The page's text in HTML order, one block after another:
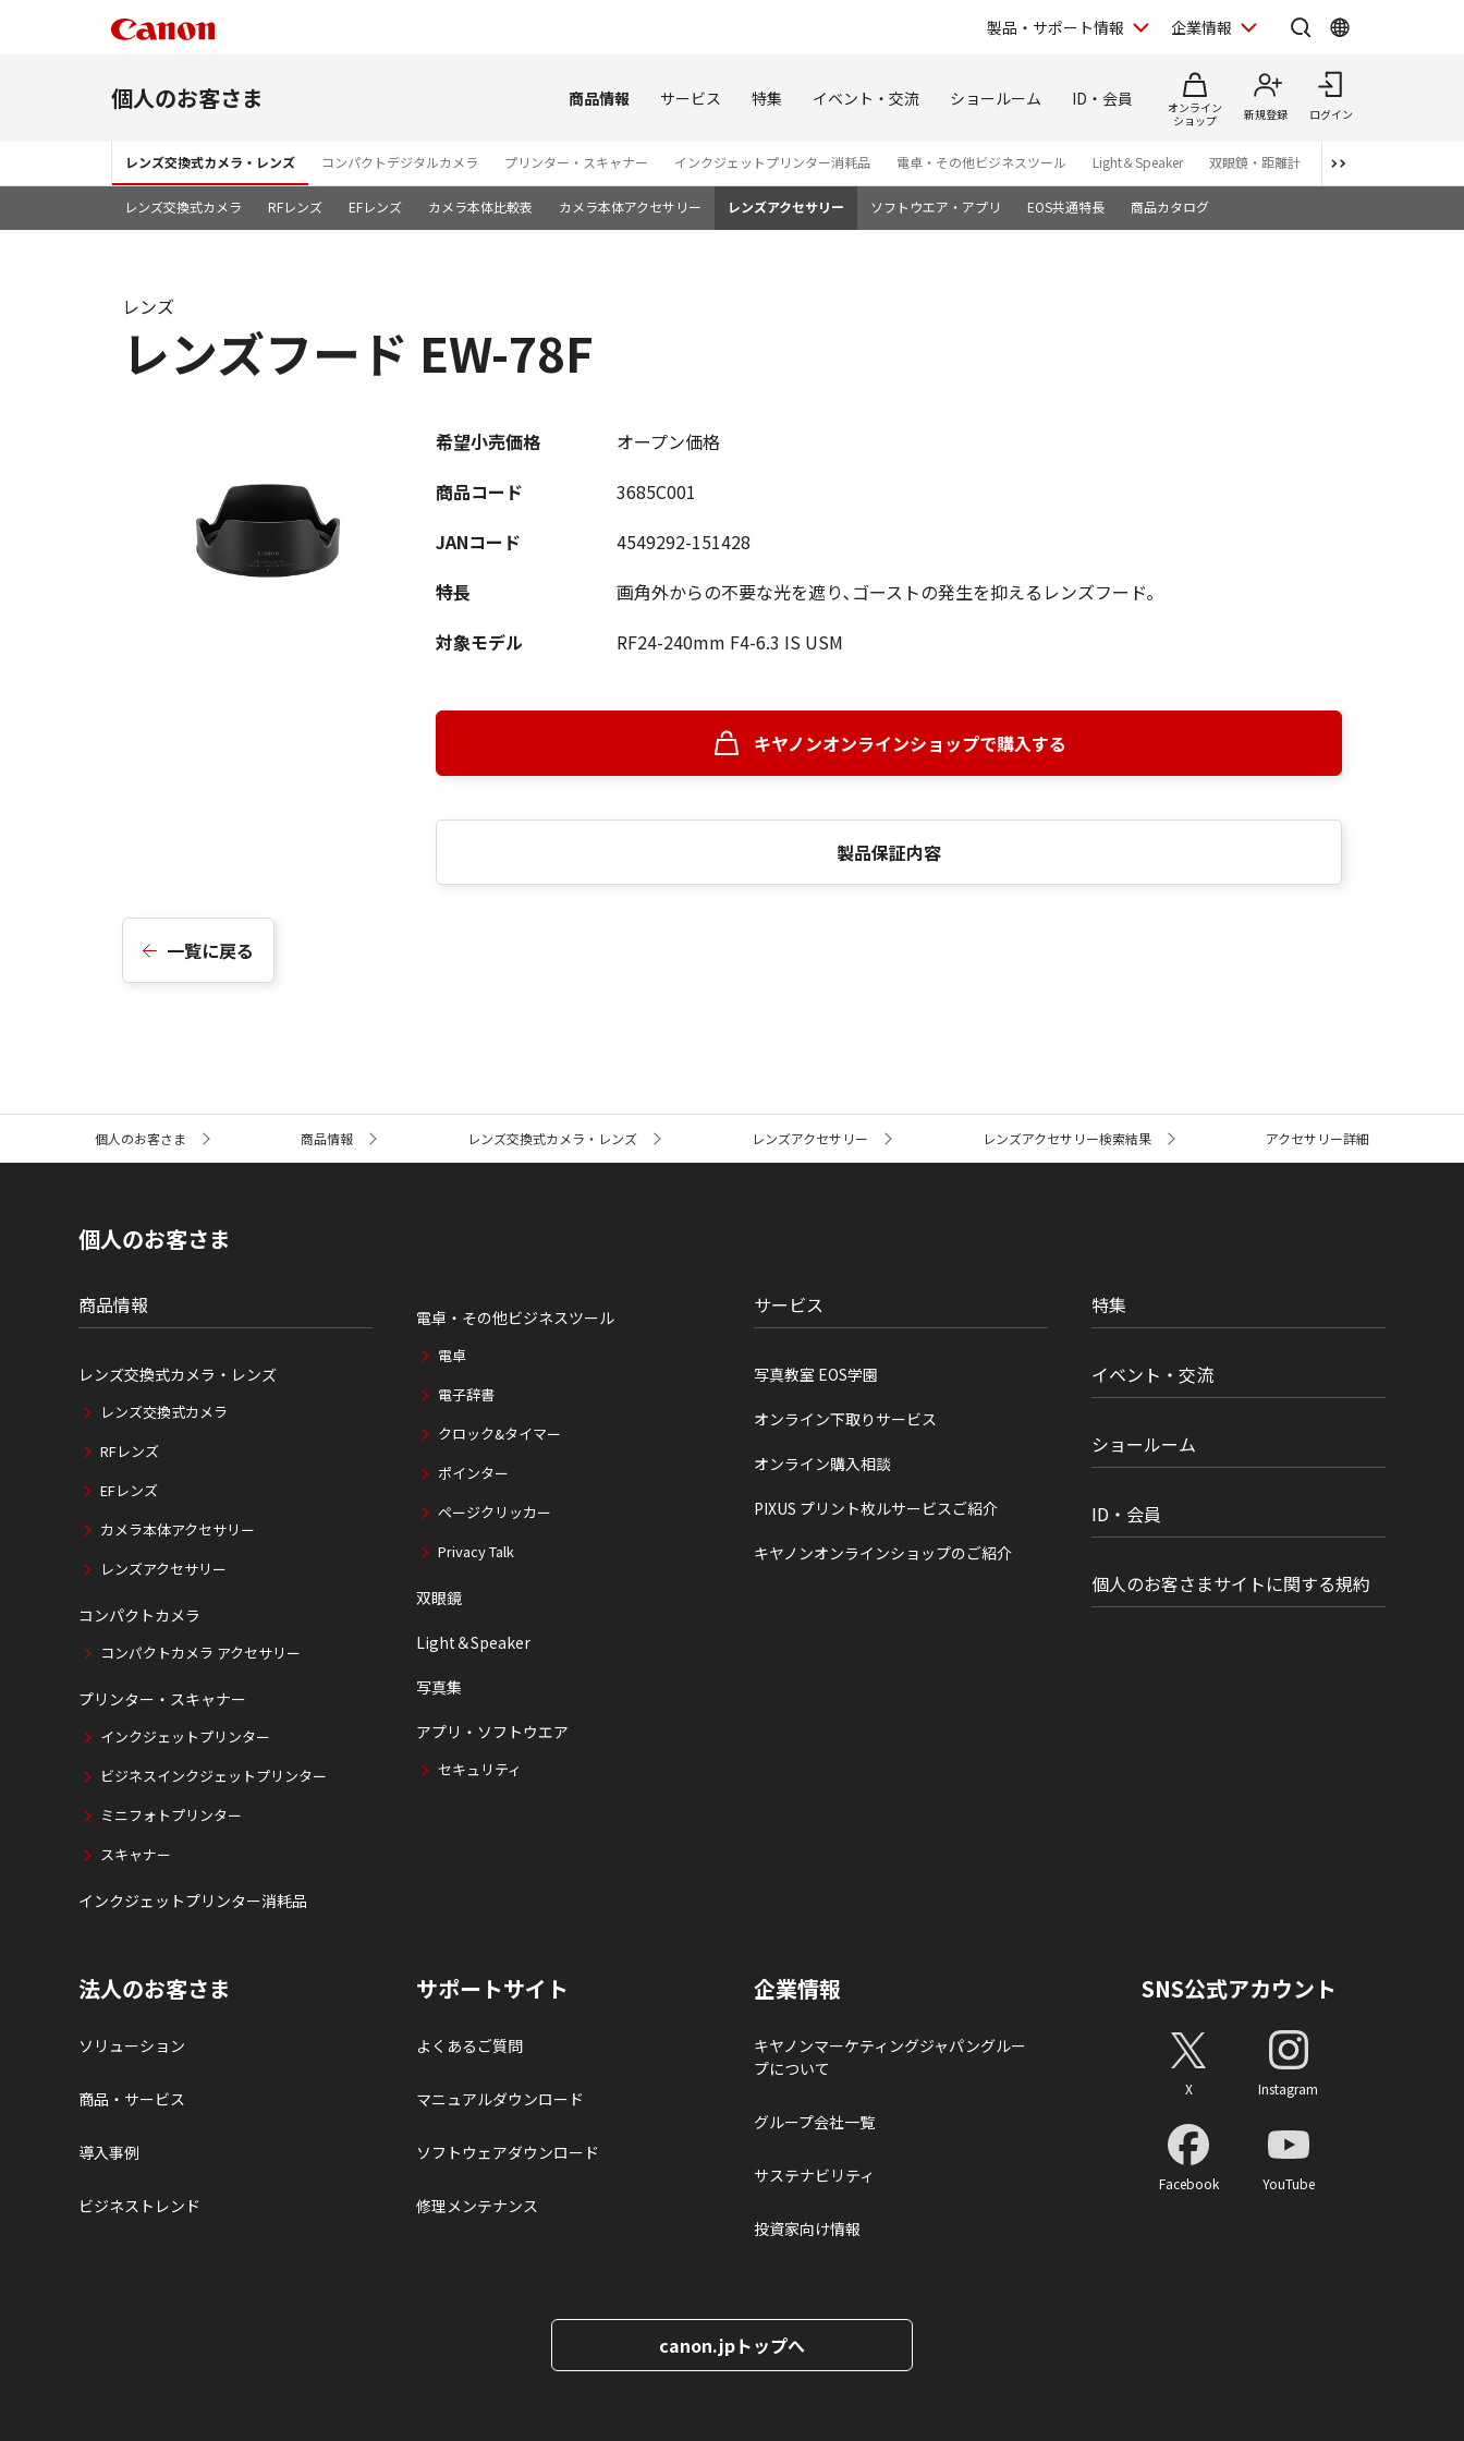
製品・サポート情報 企業情報
個人のお客さま 商品情報 サービス 特集 イベント・交流 ショールーム ID・会員
オンライン
ショップ
新規登録 ログイン
レンズ交換式カメラ・レンズ コンパクトデジタルカメラ プリンター・スキャナー インクジェットプリンター消耗品 電卓・その他ビジネスツール Light＆Speaker 双眼鏡・距離計 写真集
レンズ交換式カメラ RFレンズ EFレンズ カメラ本体比較表 カメラ本体アクセサリー レンズアクセサリー ソフトウエア・アプリ EOS共通特長 商品カタログ
レンズフード EW-78F
レンズ
希望小売価格
オープン価格
商品コード
3685C001
JANコード
4549292-151428
特長
画角外からの不要な光を遮り､ゴーストの発生を抑えるレンズフード｡
対象モデル
RF24-240mm F4-6.3 IS USM
キヤノンオンラインショップで購入する
製品保証内容
一覧に戻る
ト
個人のお客さま 商品情報 レンズ交換式カメラ・レンズ レンズアクセサリー レンズアクセサリー検索結果 アクセサリー詳細
個人のお客さま
商品情報
レンズ交換式カメラ・レンズ
レンズ交換式カメラ
RFレンズ
EFレンズ
カメラ本体アクセサリー
レンズアクセサリー
コンパクトカメラ
コンパクトカメラ アクセサリー
プリンター・スキャナー
インクジェットプリンター
ビジネスインクジェットプリンター
ミニフォトプリンター
スキャナー
インクジェットプリンター消耗品
電卓・その他ビジネスツール
電卓
電子辞書
クロック&タイマー
ポインター
ページクリッカー
Privacy Talk
双眼鏡
Light＆Speaker
写真集
アプリ・ソフトウエア
セキュリティ
サービス
写真教室 EOS学園
オンライン下取りサービス
オンライン購入相談
PIXUS プリント枚ルサービスご紹介
キヤノンオンラインショップのご紹介
特集
イベント・交流
ショールーム
ID・会員
個人のお客さまサイトに関する規約
法人のお客さま
ソリューション
商品・サービス
導入事例
ビジネストレンド
サポートサイト
よくあるご質問
マニュアルダウンロード
ソフトウェアダウンロード
修理メンテナンス
企業情報
キヤノンマーケティングジャパングルー
プについて
グループ会社一覧
サステナビリティ
投資家向け情報
SNS公式アカウント
X Instagram
Facebook YouTube
canon.jpトップへ